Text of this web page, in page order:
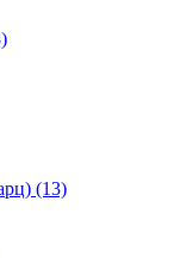
(13)